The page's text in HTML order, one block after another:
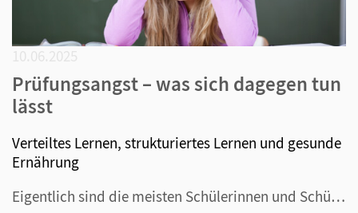
Prüfungsangst – was sich dagegen tun
lässt
Verteiltes Lernen, strukturiertes Lernen und gesunde
Ernährung
Eigentlich sind die meisten Schülerinnen und Schüler gut vorbereitet. Der Lernstoff wurde intensiv im Unterricht behandelt und es sollte auch klar sein, was in der Prüfung vorkommen wird. Dennoch erleben Lehrerinnen und Lehrer immer wieder Überraschungen, weil Schülerinnen und Schüler bei der Prüfun...